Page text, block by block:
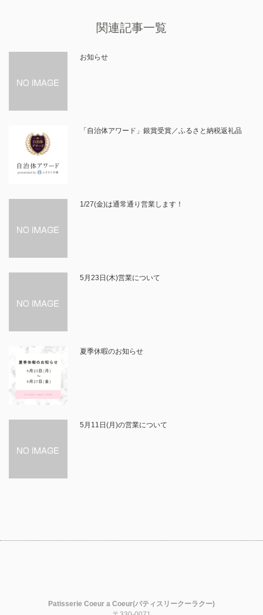
関連記事一覧
お知らせ
「自治体アワード」銀賞受賞／ふるさと納税返礼品
1/27(金)は通常通り営業します！
5月23日(木)営業について
夏季休暇のお知らせ
5月11日(月)の営業について
Patisserie Coeur a Coeur(パティスリークーラクー)